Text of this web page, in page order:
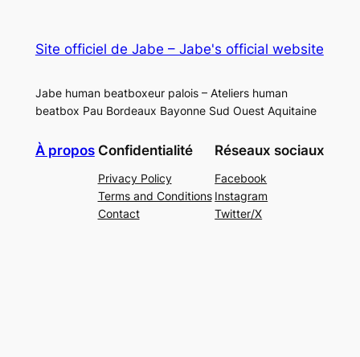
Site officiel de Jabe – Jabe's official website
Jabe human beatboxeur palois – Ateliers human
beatbox Pau Bordeaux Bayonne Sud Ouest Aquitaine
À propos Confidentialité
Privacy Policy
Terms and Conditions
Contact
Réseaux sociaux
Facebook
Instagram
Twitter/X